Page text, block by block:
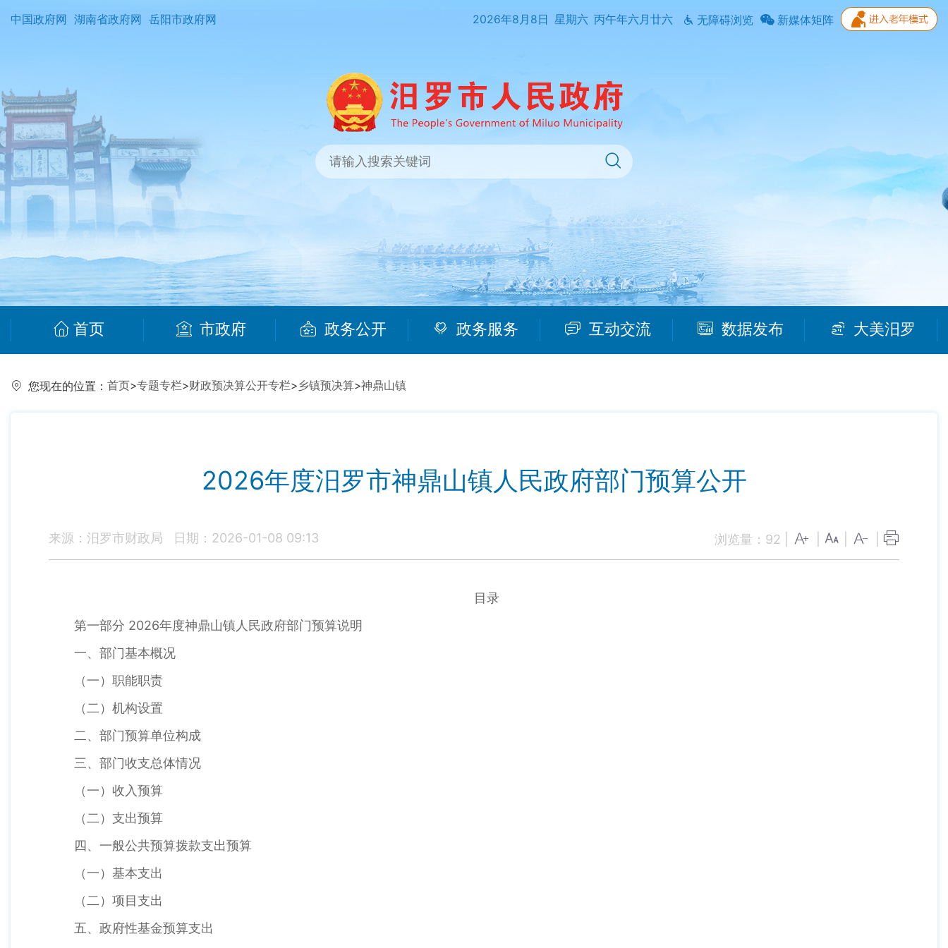
中国政府网 湖南省政府网 岳阳市政府网 2026年8月8日 星期六 丙午年六月廿六 无障碍浏览 新媒体矩阵
首页 市政府 政务公开 政务服务 互动交流 数据发布 大美汨罗
您现在的位置： 首页>专题专栏>财政预决算公开专栏>乡镇预决算>神鼎山镇
2026年度汨罗市神鼎山镇人民政府部门预算公开
来源：汨罗市财政局 日期：2026-01-08 09:13 浏览量： 92
目录
第一部分 2026年度神鼎山镇人民政府部门预算说明
一、部门基本概况
（一）职能职责
（二）机构设置
二、部门预算单位构成
三、部门收支总体情况
（一）收入预算
（二）支出预算
四、一般公共预算拨款支出预算
（一）基本支出
（二）项目支出
五、政府性基金预算支出